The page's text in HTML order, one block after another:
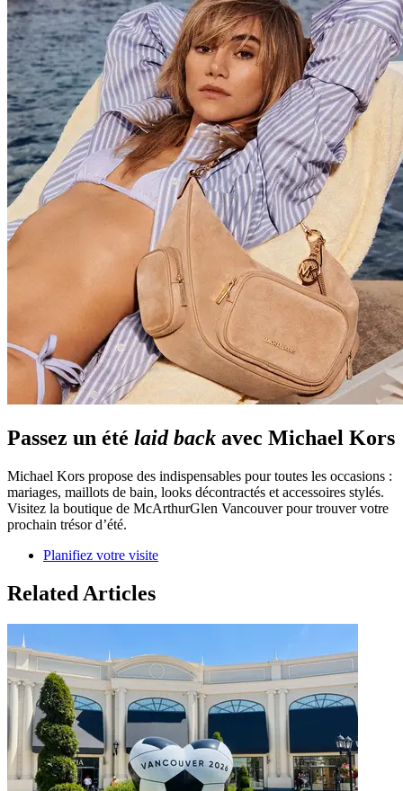
Passez un été laid back avec Michael Kors
Michael Kors propose des indispensables pour toutes les occasions :
mariages, maillots de bain, looks décontractés et accessoires stylés.
Visitez la boutique de McArthurGlen Vancouver pour trouver votre
prochain trésor d’été.
Planifiez votre visite
Related Articles